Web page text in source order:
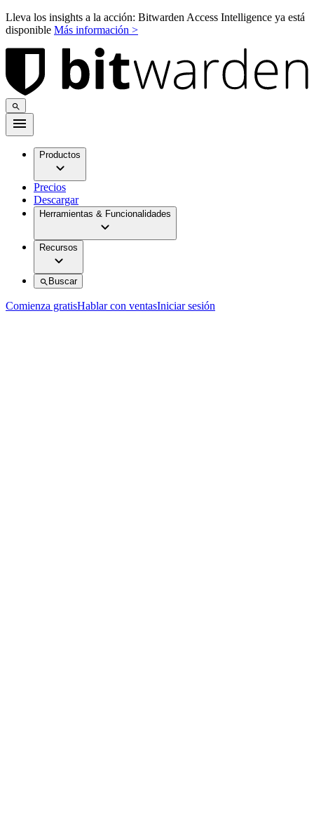
Lleva los insights a la acción: Bitwarden Access Intelligence ya está
disponible Más información >
Productos
Precios
Descargar
Herramientas & Funcionalidades
Recursos
Buscar
Comienza gratisHablar con ventasIniciar sesión